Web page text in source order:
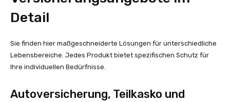
Detail
Sie finden hier maßgeschneiderte Lösungen für unterschiedliche
Lebensbereiche. Jedes Produkt bietet spezifischen Schutz für
Ihre individuellen Bedürfnisse.
Autoversicherung, Teilkasko und